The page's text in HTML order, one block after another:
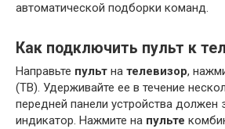
автоматической подборки команд.
Как подключить пульт к
Направьте пульт на телевизор,
(ТВ). Удерживайте ее в течение
передней панели устройства должен
индикатор. Нажмите на пульте